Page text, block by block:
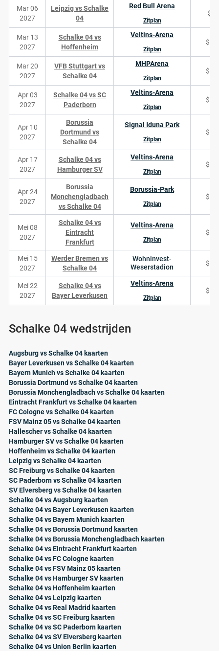
Mar 06
2027
Leipzig vs Schalke
04
Red Bull Arena
Zitplan
$76
Mar 13
2027
Schalke 04 vs
Hoffenheim
Veltins-Arena
Zitplan
Mar 20
2027
VFB Stuttgart vs
Schalke 04
MHPArena
Zitplan
Apr 03
2027
Schalke 04 vs SC
Paderborn
Veltins-Arena
Zitplan
Apr 10
2027
Borussia
Dortmund vs
Schalke 04
Signal Iduna Park
Zitplan
Apr 17
2027
Schalke 04 vs
Hamburger SV
Veltins-Arena
Zitplan
Apr 24
2027
Borussia
Monchengladbach
vs Schalke 04
Borussia-Park
Zitplan
Mei 08
2027
Schalke 04 vs
Eintracht
Frankfurt
Veltins-Arena
Zitplan
Mei 15
2027
Werder Bremen vs
Schalke 04
Wohninvest-
Weserstadion
Mei 22
2027
Schalke 04 vs
Bayer Leverkusen
Veltins-Arena
Zitplan
Schalke 04 wedstrijden
Augsburg vs Schalke 04 kaarten
Bayer Leverkusen vs Schalke 04 kaarten
Bayern Munich vs Schalke 04 kaarten
Borussia Dortmund vs Schalke 04 kaarten
Borussia Monchengladbach vs Schalke 04 kaarten
Eintracht Frankfurt vs Schalke 04 kaarten
FC Cologne vs Schalke 04 kaarten
FSV Mainz 05 vs Schalke 04 kaarten
Hallescher vs Schalke 04 kaarten
Hamburger SV vs Schalke 04 kaarten
Hoffenheim vs Schalke 04 kaarten
Leipzig vs Schalke 04 kaarten
SC Freiburg vs Schalke 04 kaarten
SC Paderborn vs Schalke 04 kaarten
SV Elversberg vs Schalke 04 kaarten
Schalke 04 vs Augsburg kaarten
Schalke 04 vs Bayer Leverkusen kaarten
Schalke 04 vs Bayern Munich kaarten
Schalke 04 vs Borussia Dortmund kaarten
Schalke 04 vs Borussia Monchengladbach kaarten
Schalke 04 vs Eintracht Frankfurt kaarten
Schalke 04 vs FC Cologne kaarten
Schalke 04 vs FSV Mainz 05 kaarten
Schalke 04 vs Hamburger SV kaarten
Schalke 04 vs Hoffenheim kaarten
Schalke 04 vs Leipzig kaarten
Schalke 04 vs Real Madrid kaarten
Schalke 04 vs SC Freiburg kaarten
Schalke 04 vs SC Paderborn kaarten
Schalke 04 vs SV Elversberg kaarten
Schalke 04 vs Union Berlin kaarten